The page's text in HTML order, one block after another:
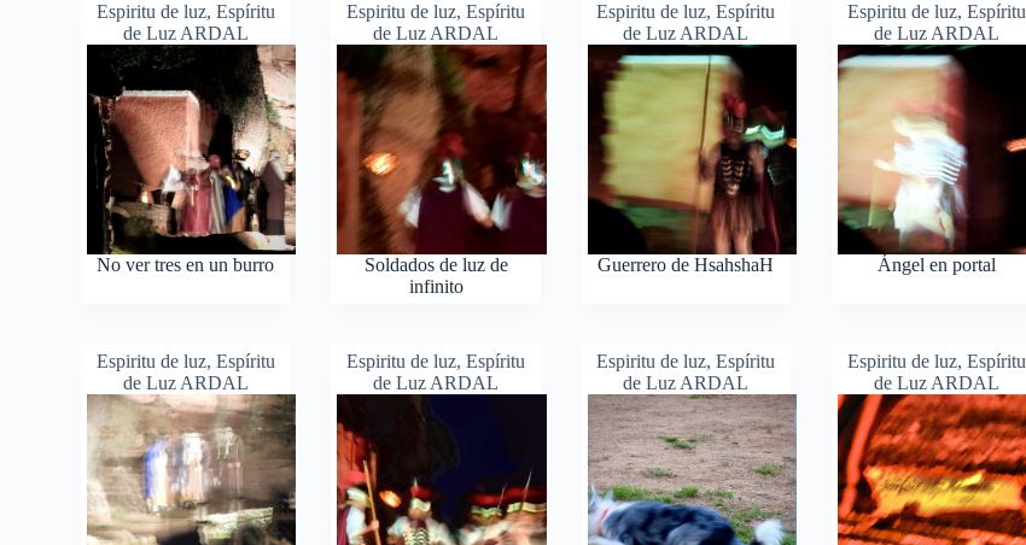
Espiritu de luz, Espíritu
de Luz ARDAL
No ver tres en un burro
Espiritu de luz,Espíritu
de Luz ARDAL
Soldados de luz de
infinito
Espiritu de luz,Espíritu
de Luz ARDAL
Guerrero de HsahshaH
Espiritu de luz, Espíritu
de Luz ARDAL
Ángel en portal
Espiritu de luz, Espíritu
de Luz ARDAL
Espiritu de luz,Espíritu
de Luz ARDAL
Espiritu de luz,Espíritu
de Luz ARDAL
Espiritu de luz, Espíritu
de Luz ARDAL